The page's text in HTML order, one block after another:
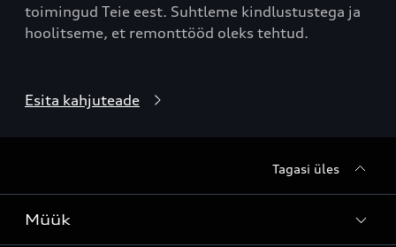
toimingud Teie eest. Suhtleme kindlustustega ja
hoolitseme, et remonttööd oleks tehtud.
Esita kahjuteade
Tagasi üles
Müük